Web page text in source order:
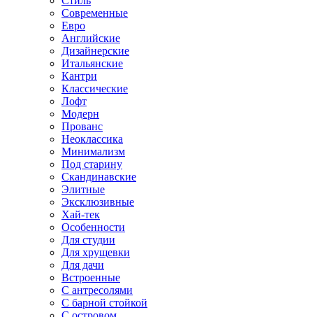
Современные
Евро
Английские
Дизайнерские
Итальянские
Кантри
Классические
Лофт
Модерн
Прованс
Неоклассика
Минимализм
Под старину
Скандинавские
Элитные
Эксклюзивные
Хай-тек
Особенности
Для студии
Для хрущевки
Для дачи
Встроенные
С антресолями
С барной стойкой